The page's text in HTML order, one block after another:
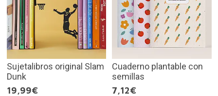
Sujetalibros original Slam
Dunk
19,99€
Cuaderno plantable con
semillas
7,12€